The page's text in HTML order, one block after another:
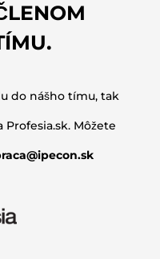
do nášho tímu, tak
Môžete